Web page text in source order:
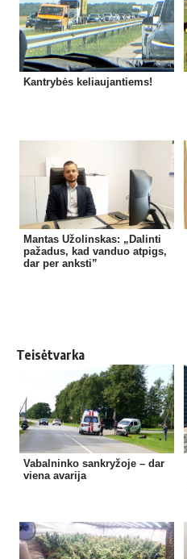
Kantrybės keliaujantiems!
Mantas Užolinskas: „Dalinti
pažadus, kad vanduo atpigs,
dar per anksti”
Teisėtvarka
Vabalninko sankryžoje – dar
viena avarija